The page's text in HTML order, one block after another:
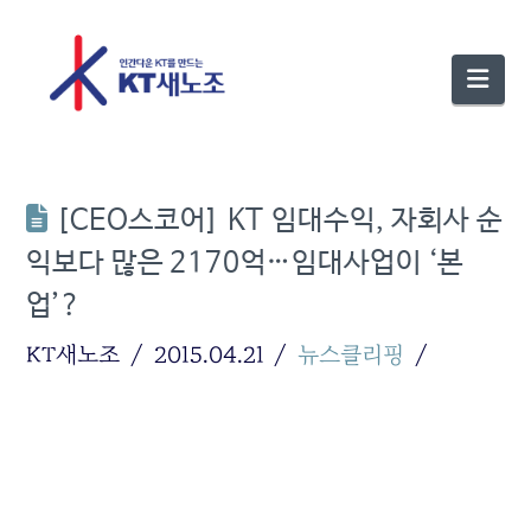
[CEO스코어] KT 임대수익, 자회사 순
익보다 많은 2170억…임대사업이 ‘본
업’?
KT새노조 2015.04.21 뉴스클리핑